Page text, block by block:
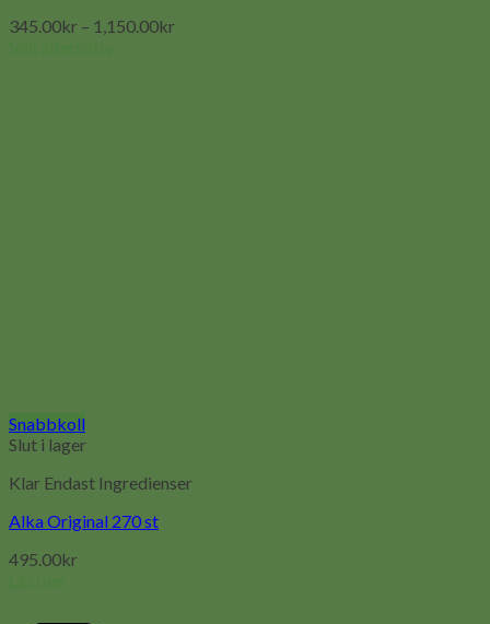
345.00kr – 1,150.00kr
Snabbkoll
Slut i lager
Klar Endast Ingredienser
Alka Original 270 st
495.00kr